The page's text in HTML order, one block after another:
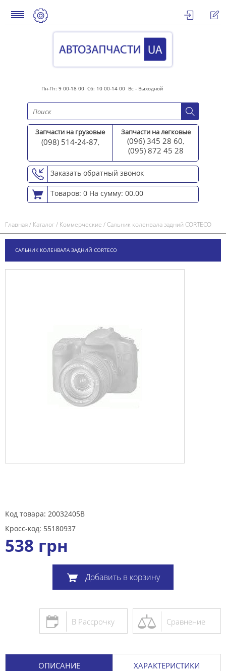
Пн-Пт: 9 00-18 00 Сб: 10 00-14 00 Вс - Выходной
Запчасти на грузовые
(098) 514-24-87,
Запчасти на легковые
(096) 345 28 60,
(095) 872 45 28
Заказать обратный звонок
Товаров: 0 На сумму: 00.00
Главная/ Каталог/ Коммерческие /Сальник коленвала задний CORTECO
САЛЬНИК КОЛЕНВАЛА ЗАДНИЙ CORTECO
Код товара: 20032405B
Кросс-код: 55180937
538 грн
Добавить в корзину
Сравнение
В Рассрочку
ОПИСАНИЕ ХАРАКТЕРИСТИКИ